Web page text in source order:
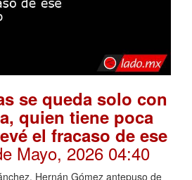
se queda solo con
quien tiene poca
el fracaso de ese
Mayo, 2026 04:40
Hernán Gómez antepuso de